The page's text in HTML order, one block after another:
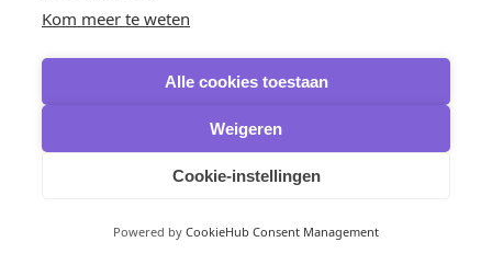
Windows 10
Enterprise
Entwicklungstools
Kom meer te weten
Alle cookies toestaan
Weigeren
Cookie-instellingen
Powered by CookieHub Consent Management